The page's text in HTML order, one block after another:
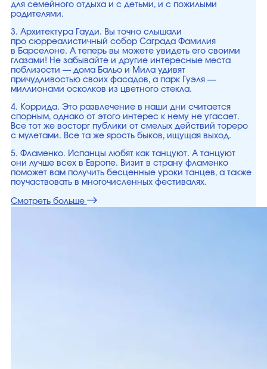
для семейного отдыха и с детьми, и с пожилыми
родителями.
3. Архитектура Гауди. Вы точно слышали
про сюрреалистичный собор Саграда Фамилия
в Барселоне. А теперь вы можете увидеть его своими
глазами! Не забывайте и другие интересные места
поблизости — дома Бальо и Мила удивят
причудливостью своих фасадов, а парк Гуэля —
миллионами осколков из цветного стекла.
4. Коррида. Это развлечение в наши дни считается
спорным, однако от этого интерес к нему не угасает.
Все тот же восторг публики от смелых действий тореро
с мулетами. Все та же ярость быков, ищущая выход.
5. Фламенко. Испанцы любят как танцуют. А танцуют
они лучше всех в Европе. Визит в страну фламенко
поможет вам получить бесценные уроки танцев, а также
поучаствовать в многочисленных фестивалях.
Смотреть больше